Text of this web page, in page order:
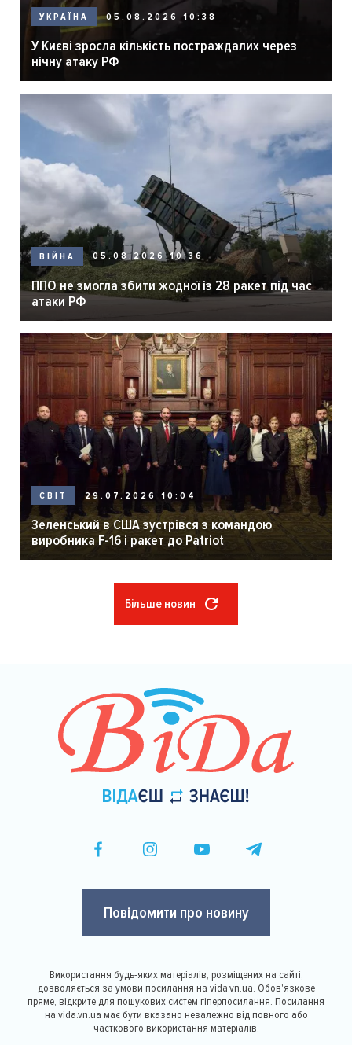
УКРАЇНА 05.08.2026 10:38
У Києві зросла кількість постраждалих через
нічну атаку РФ
ВІЙНА 05.08.2026 10:36
ППО не змогла збити жодної із 28 ракет під час
атаки РФ
СВІТ 29.07.2026 10:04
Зеленський в США зустрівся з командою
виробника F-16 і ракет до Patriot
Більше новин
Повідомити про новину
Використання будь-яких матеріалів, розміщених на сайті,
дозволяється за умови посилання на vida.vn.ua. Обов'язкове
пряме, відкрите для пошукових систем гіперпосилання. Посилання
на vida.vn.ua має бути вказано незалежно від повного або
часткового використання матеріалів.